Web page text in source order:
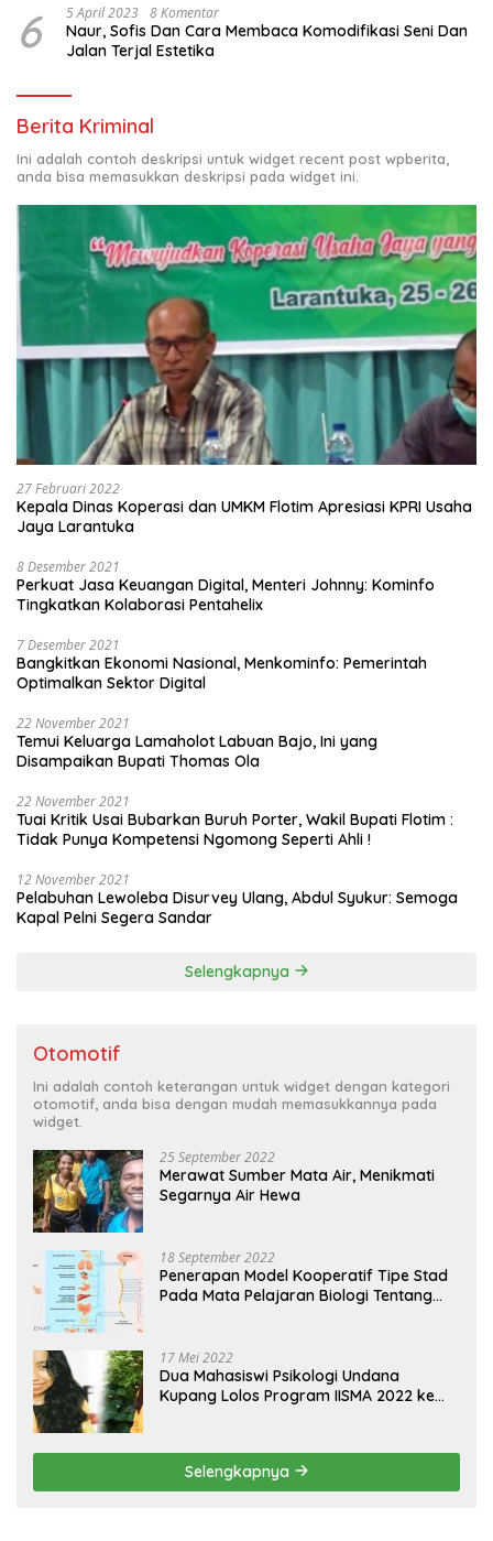
6 5 April 2023 8 Komentar
Naur, Sofis Dan Cara Membaca Komodifikasi Seni Dan
Jalan Terjal Estetika
Berita Kriminal
Ini adalah contoh deskripsi untuk widget recent post wpberita,
anda bisa memasukkan deskripsi pada widget ini.
27 Februari 2022
Kepala Dinas Koperasi dan UMKM Flotim Apresiasi KPRI Usaha
Jaya Larantuka
8 Desember 2021
Perkuat Jasa Keuangan Digital, Menteri Johnny: Kominfo
Tingkatkan Kolaborasi Pentahelix
7 Desember 2021
Bangkitkan Ekonomi Nasional, Menkominfo: Pemerintah
Optimalkan Sektor Digital
22 November 2021
Temui Keluarga Lamaholot Labuan Bajo, Ini yang
Disampaikan Bupati Thomas Ola
22 November 2021
Tuai Kritik Usai Bubarkan Buruh Porter, Wakil Bupati Flotim :
Tidak Punya Kompetensi Ngomong Seperti Ahli !
12 November 2021
Pelabuhan Lewoleba Disurvey Ulang, Abdul Syukur: Semoga
Kapal Pelni Segera Sandar
Selengkapnya
Otomotif
Ini adalah contoh keterangan untuk widget dengan kategori
otomotif, anda bisa dengan mudah memasukkannya pada
widget.
25 September 2022
Merawat Sumber Mata Air, Menikmati
Segarnya Air Hewa
18 September 2022
Penerapan Model Kooperatif Tipe Stad
Pada Mata Pelajaran Biologi Tentang
17 Mei 2022
Dua Mahasiswi Psikologi Undana
Kupang Lolos Program IISMA 2022 ke
Selengkapnya